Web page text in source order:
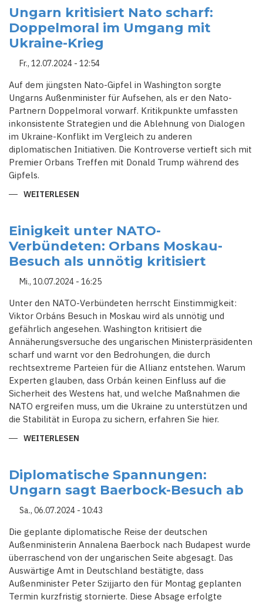
UNGARN
UND
SLOWAKEI
VERSTÄRKEN
KONFLIKTE
UM
RECHTSSTAATLICHKEIT
Ungarn kritisiert Nato scharf:
Doppelmoral im Umgang mit
Ukraine-Krieg
Fr., 12.07.2024 - 12:54
Auf dem jüngsten Nato-Gipfel in Washington sorgte
Ungarns Außenminister für Aufsehen, als er den Nato-
Partnern Doppelmoral vorwarf. Kritikpunkte umfassten
inkonsistente Strategien und die Ablehnung von Dialogen
im Ukraine-Konflikt im Vergleich zu anderen
diplomatischen Initiativen. Die Kontroverse vertieft sich mit
Premier Orbans Treffen mit Donald Trump während des
Gipfels.
WEITERLESEN
SCHARF:
DOPPELMORAL
IM
UMGANG
MIT
UKRAINE-
KRIEG
Einigkeit unter NATO-
Verbündeten: Orbans Moskau-
Besuch als unnötig kritisiert
Mi., 10.07.2024 - 16:25
Unter den NATO-Verbündeten herrscht Einstimmigkeit:
Viktor Orbáns Besuch in Moskau wird als unnötig und
gefährlich angesehen. Washington kritisiert die
Annäherungsversuche des ungarischen Ministerpräsidenten
scharf und warnt vor den Bedrohungen, die durch
rechtsextreme Parteien für die Allianz entstehen. Warum
Experten glauben, dass Orbán keinen Einfluss auf die
Sicherheit des Westens hat, und welche Maßnahmen die
NATO ergreifen muss, um die Ukraine zu unterstützen und
die Stabilität in Europa zu sichern, erfahren Sie hier.
WEITERLESEN
VERBÜNDETEN:
ORBANS
MOSKAU-
BESUCH
UNNÖTIG
Diplomatische Spannungen:
Ungarn sagt Baerbock-Besuch ab
Sa., 06.07.2024 - 10:43
Die geplante diplomatische Reise der deutschen
Außenministerin Annalena Baerbock nach Budapest wurde
überraschend von der ungarischen Seite abgesagt. Das
Auswärtige Amt in Deutschland bestätigte, dass
Außenminister Peter Szijjarto den für Montag geplanten
Termin kurzfristig stornierte. Diese Absage erfolgte